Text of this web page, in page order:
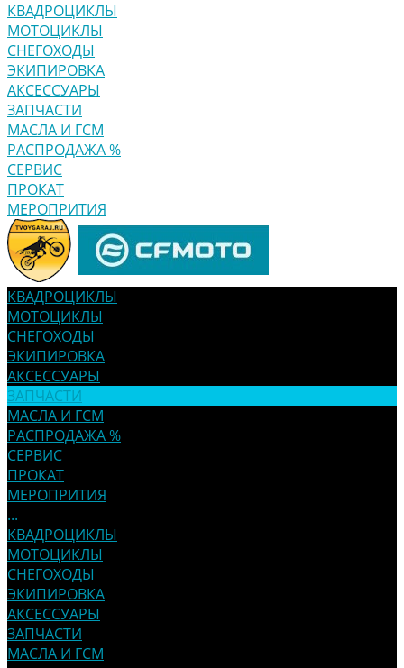
КВАДРОЦИКЛЫ
МОТОЦИКЛЫ
СНЕГОХОДЫ
ЭКИПИРОВКА
АКСЕССУАРЫ
ЗАПЧАСТИ
МАСЛА И ГСМ
РАСПРОДАЖА %
СЕРВИС
ПРОКАТ
МЕРОПРИТИЯ
КВАДРОЦИКЛЫ
МОТОЦИКЛЫ
СНЕГОХОДЫ
ЭКИПИРОВКА
АКСЕССУАРЫ
ЗАПЧАСТИ
МАСЛА И ГСМ
РАСПРОДАЖА %
СЕРВИС
ПРОКАТ
МЕРОПРИТИЯ
...
КВАДРОЦИКЛЫ
МОТОЦИКЛЫ
СНЕГОХОДЫ
ЭКИПИРОВКА
АКСЕССУАРЫ
ЗАПЧАСТИ
МАСЛА И ГСМ